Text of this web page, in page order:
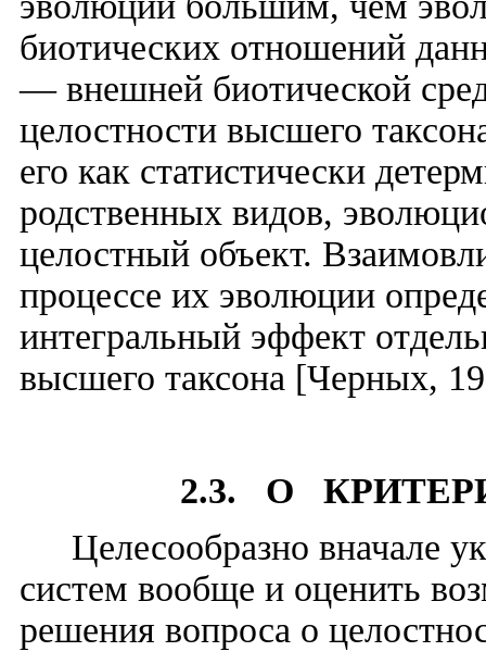
биотических отношений
— внешней биотической
целостности высшего
его как статистически
родственных видов,
целостный объект.
процессе их эволюции
интегральный эффект
высшего таксона [Черных,
2.3. О
Целесообразно вначале
систем вообще и оценить
решения вопроса о